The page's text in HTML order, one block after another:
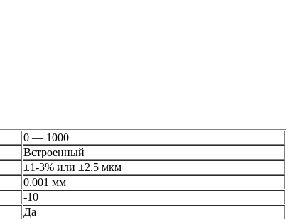
0 — 1000
Встроенный
±1-3% или ±2.5 мкм
0.001 мм
-10
Да